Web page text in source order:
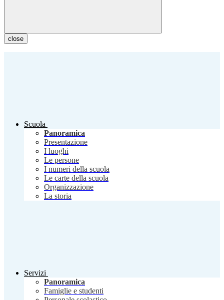
close
Scuola
Panoramica
Presentazione
I luoghi
Le persone
I numeri della scuola
Le carte della scuola
Organizzazione
La storia
Servizi
Panoramica
Famiglie e studenti